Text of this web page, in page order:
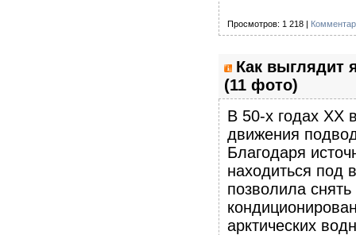
Просмотров: 1 218 |
Как выглядит
(11 фото)
В 50-х годах XX
движения
Благодаря
находиться под
позволила
арктических